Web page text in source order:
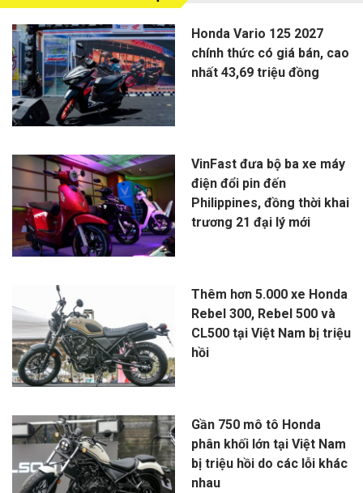
Honda Vario 125 2027
chính thức có giá bán, cao
nhất 43,69 triệu đồng
VinFast đưa bộ ba xe máy
điện đổi pin đến
Philippines, đồng thời khai
trương 21 đại lý mới
Thêm hơn 5.000 xe Honda
Rebel 300, Rebel 500 và
CL500 tại Việt Nam bị triệu
hồi
Gần 750 mô tô Honda
phân khối lớn tại Việt Nam
bị triệu hồi do các lỗi khác
nhau